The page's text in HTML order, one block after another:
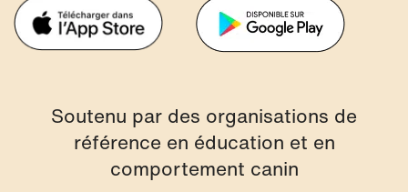
Soutenu par des organisations de
référence en éducation et en
comportement canin